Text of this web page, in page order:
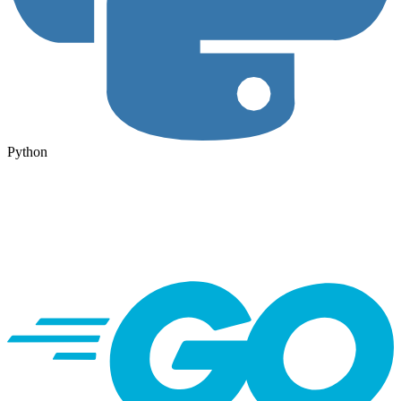
Python